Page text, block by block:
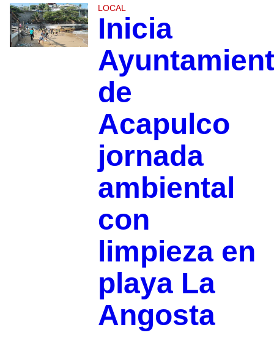
LOCAL
Inicia
de
Acapulco
jornada
ambiental
con
limpieza en
playa La
Angosta